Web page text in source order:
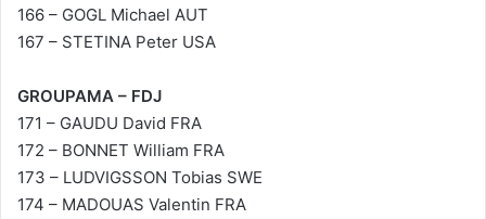
166 – GOGL Michael AUT
167 – STETINA Peter USA
GROUPAMA – FDJ
171 – GAUDU David FRA
172 – BONNET William FRA
173 – LUDVIGSSON Tobias SWE
174 – MADOUAS Valentin FRA